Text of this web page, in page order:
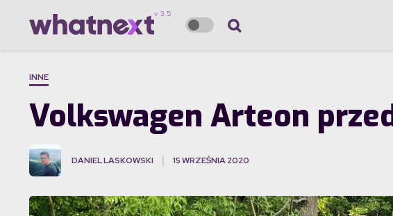
INNE
Volkswagen Arteon
DANIEL LASKOWSKI 15 WRZEŚNIA 2020